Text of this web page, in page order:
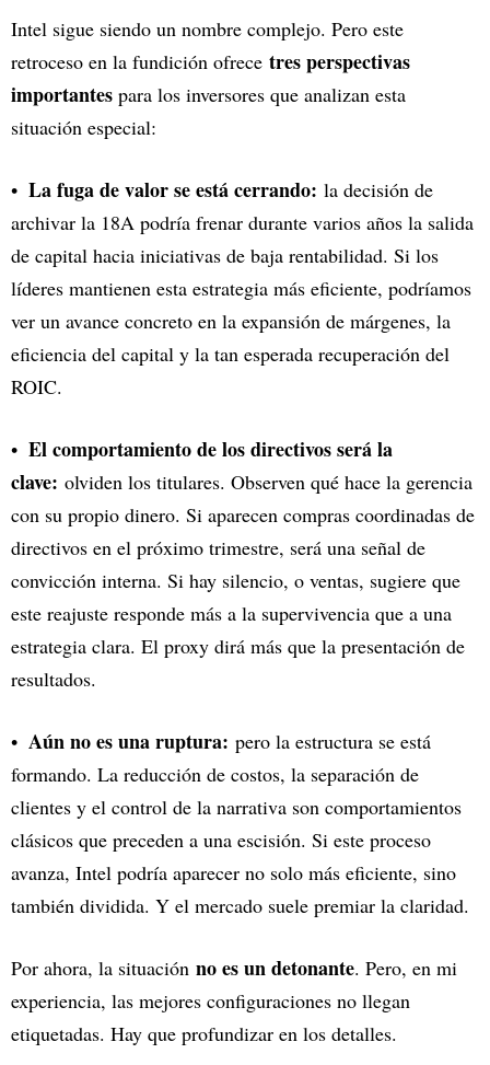
Intel sigue siendo un nombre complejo. Pero este
retroceso en la fundición ofrece tres perspectivas
importantes para los inversores que analizan esta
situación especial:
La fuga de valor se está cerrando: la decisión de
archivar la 18A podría frenar durante varios años la salida
de capital hacia iniciativas de baja rentabilidad. Si los
líderes mantienen esta estrategia más eficiente, podríamos
ver un avance concreto en la expansión de márgenes, la
eficiencia del capital y la tan esperada recuperación del
ROIC.
El comportamiento de los directivos será la
clave: olviden los titulares. Observen qué hace la gerencia
con su propio dinero. Si aparecen compras coordinadas de
directivos en el próximo trimestre, será una señal de
convicción interna. Si hay silencio, o ventas, sugiere que
este reajuste responde más a la supervivencia que a una
estrategia clara. El proxy dirá más que la presentación de
resultados.
Aún no es una ruptura: pero la estructura se está
formando. La reducción de costos, la separación de
clientes y el control de la narrativa son comportamientos
clásicos que preceden a una escisión. Si este proceso
avanza, Intel podría aparecer no solo más eficiente, sino
también dividida. Y el mercado suele premiar la claridad.
Por ahora, la situación no es un detonante. Pero, en mi
experiencia, las mejores configuraciones no llegan
etiquetadas. Hay que profundizar en los detalles.